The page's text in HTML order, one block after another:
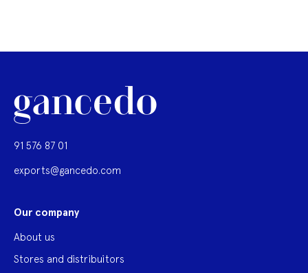
91 576 87 01
exports@gancedo.com
Our company
About us
Stores and distribuitors